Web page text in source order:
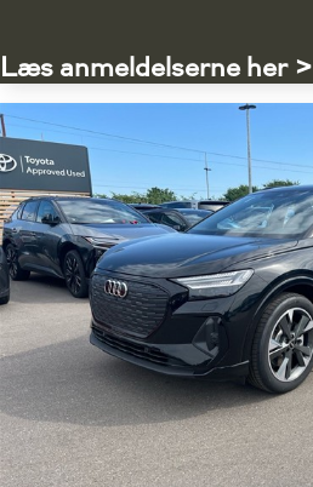
Læs anmeldelserne her >